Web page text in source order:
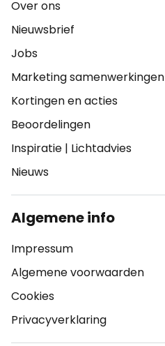
Over ons
Nieuwsbrief
Jobs
Marketing samenwerkingen
Kortingen en acties
Beoordelingen
Inspiratie | Lichtadvies
Nieuws
Algemene info
Impressum
Algemene voorwaarden
Cookies
Privacyverklaring